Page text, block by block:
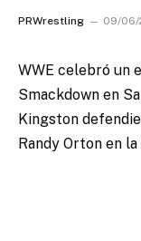
PRWrestling 09/06/
WWE celebró un
Smackdown en
Kingston
Randy Orton en